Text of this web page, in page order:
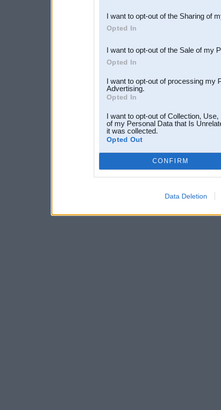
Downstream Participants
third parties.
I want to opt-out of the Sharing of
Opted In
I want to opt-out of the Sale of my
Opted In
I want to opt-out of processing my
Advertising.
Opted In
I want to opt-out of Collection,
of my Personal Data that Is
it was collected.
Opted Out
CONFIRM
Data Deletion